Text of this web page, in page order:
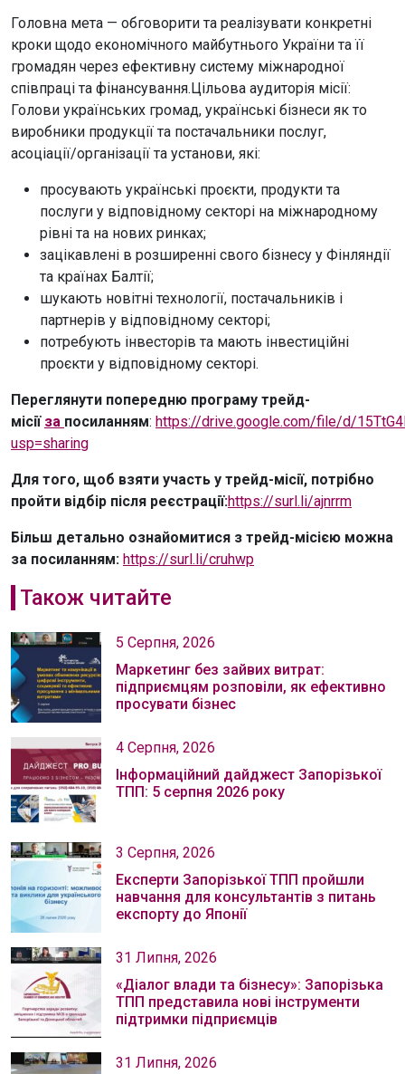
Головна мета — обговорити та реалізувати конкретні
кроки щодо економічного майбутнього України та її
громадян через ефективну систему міжнародної
співпраці та фінансування.Цільова аудиторія місії:
Голови українських громад, українські бізнеси як то
виробники продукції та постачальники послуг,
асоціації/організації та установи, які:
⁠просувають українські проєкти, продукти та
послуги у відповідному секторі на міжнародному
рівні та на нових ринках;
зацікавлені в розширенні свого бізнесу у Фінляндії
та країнах Балтії;
шукають новітні технології, постачальників і
партнерів у відповідному секторі;
потребують інвесторів та мають інвестиційні
проєкти у відповідному секторі.
Переглянути попередню програму трейд-
місії за посиланням: https://drive.google.com/file/d/
usp=sharing
Для того, щоб взяти участь у трейд-місії, потрібно
пройти відбір після реєстрації:https://surl.li/ajnrrm
Більш детально ознайомитися з трейд-місією можна
за посиланням: https://surl.li/cruhwp
Також читайте
5 Серпня, 2026
Маркетинг без зайвих витрат:
підприємцям розповіли, як ефективно
просувати бізнес
4 Серпня, 2026
Інформаційний дайджест Запорізької
ТПП: 5 серпня 2026 року
3 Серпня, 2026
Експерти Запорізької ТПП пройшли
навчання для консультантів з питань
експорту до Японії
31 Липня, 2026
«Діалог влади та бізнесу»: Запорізька
ТПП представила нові інструменти
підтримки підприємців
31 Липня, 2026